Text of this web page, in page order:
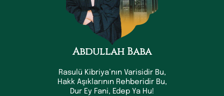
Abdullah Baba
Rasulü Kibriya’nın Varisidir Bu,
Hakk Aşıklarının Rehberidir Bu,
Dur Ey Fani, Edep Ya Hu!